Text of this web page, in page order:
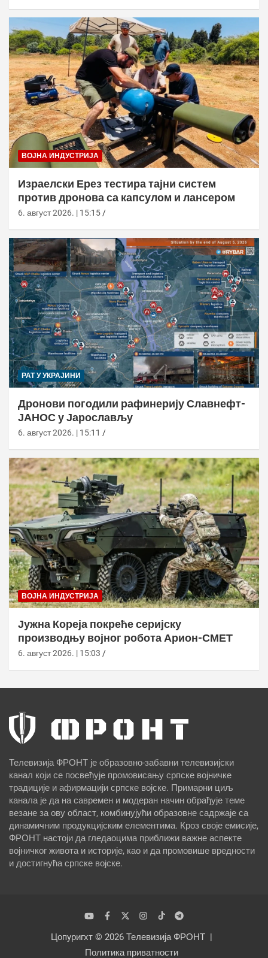
ВОЈНА ИНДУСТРИЈА
Израелски Ерез тестира тајни систем
против дронова са капсулом и лансером
6. август 2026. | 15:15
РАТ У УКРАЈИНИ
Дронови погодили рафинерију Славнефт-
ЈАНОС у Јарослављу
6. август 2026. | 15:11
ВОЈНА ИНДУСТРИЈА
Јужна Кореја покреће серијску
производњу војног робота Арион-СМЕТ
6. август 2026. | 15:03
Телевизија ФРОНТ је образовно-забавни телевизијски
канал који се посвећује промовисању српске војничке
традиције и афирмацији српске војске. Примарни циљ
канала је да на савремен и модеран начин обрађује теме
везане за ову област, комбинујући образовне садржаје са
динамичним продукцијским елементима. Кроз своје емисије,
ФРОНТ настоји да гледаоцима приближи важне аспекте
војничког живота и историје, као и да промовише вредности
и достигнућа српске војске.
Цопyригхт © 2026 Телевизија ФРОНТ
Политика приватности